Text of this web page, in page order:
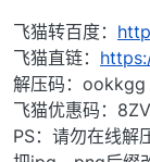
飞猫转百度：
飞猫直链：
解压码：ookkgg
飞猫优惠码：
PS：请勿在线解